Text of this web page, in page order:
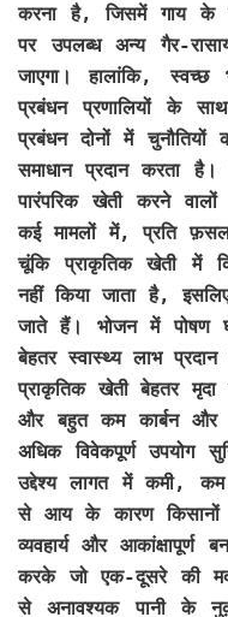
करना है, जिसमें गाय के
पर उपलब्ध अन्य गैर-
जाएगा। हालांकि,
प्रबंधन प्रणालियों के
प्रबंधन दोनों में
समाधान प्रदान करता
पारंपरिक खेती करने
कई मामलों में, प्रति फ़सल
चूंकि प्राकृतिक खेती में
नहीं किया जाता है,
जाते हैं। भोजन में पोषण
बेहतर स्वास्थ्य लाभ
प्राकृतिक खेती बेहतर मृदा
और बहुत कम कार्बन और
अधिक विवेकपूर्ण उपयोग
उद्देश्य लागत में कमी,
से आय के कारण किसानों
व्यवहार्य और
करके जो एक-दूसरे की
से अनावश्यक पानी के